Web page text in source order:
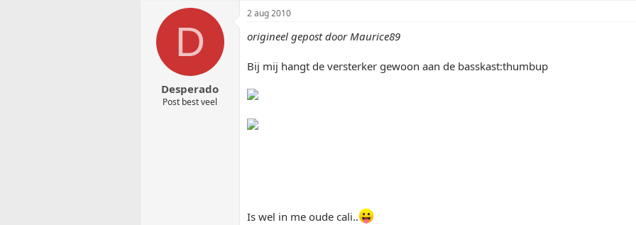
D
Desperado
Post best veel
2 aug 2010
origineel gepost door Maurice89
Bij mij hangt de versterker gewoon aan de basskast:thumbup
Is wel in me oude cali..